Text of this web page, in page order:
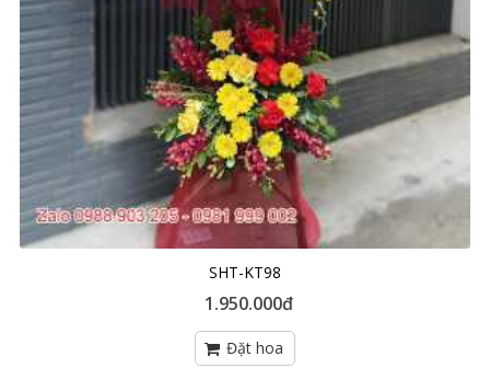
SHT-KT98
1.950.000đ